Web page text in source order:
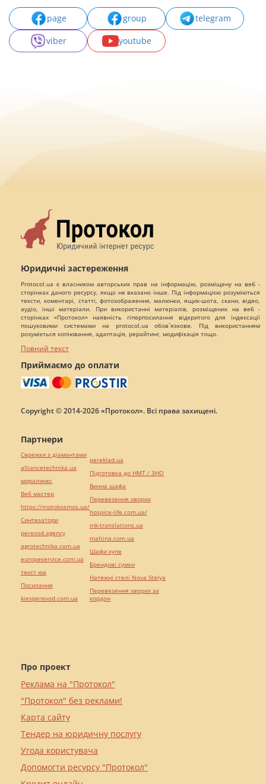
page group
telegram
viber
youtube
Юридичні застереження
Protocol.ua є власником авторських прав на інформацію, розміщену на веб -
сторінках даного ресурсу, якщо не вказано інше. Під інформацією розуміються
тексти, коментарі, статті, фотозображення, малюнки, ящик-шота, скани, відео,
аудіо, інші матеріали. При використанні матеріалів, розміщених на веб -
сторінках «Протокол» наявність гіперпосилання відкритого для індексації
пошуковими системами на protocol.ua обов`язкове. Під використанням
розуміється копіювання, адаптація, рерайтинг, модифікація тощо.
Повний текст
Приймаємо до оплати
Copyright © 2014-2026 «Протокол». Всі права захищені.
Про проект
Реклама на "Протокол"
"Протокол" без реклами!
Карта сайту
Тендер на юридичну послугу
Угода користувача
Допомогти ресурсу "Протокол"
Партнери
Сережки з діамантами
alliancetechnika.ua
миралинкс
Веб мастер
https://motokosmos.ua/
Синтезатори
perevod.agency
agrotechnika.com.ua
europeservice.com.ua
текст юа
Посилання
kievperevod.com.ua
pereklad.ua
Підготовка до НМТ / ЗНО
Винна шафа
Перевезення хворих
hospice-life.com.ua/
mk-translations.ua
maltina.com.ua
Шафи купе
Брендові сумки
Натяжні стелі Nova Stelya
Перевезення хворих за
кордон